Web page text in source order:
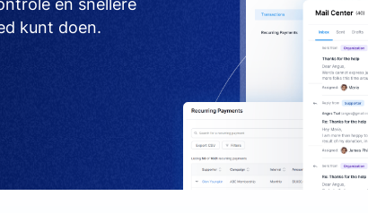
kunt doen.